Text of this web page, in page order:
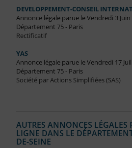
DEVELOPPEMENT-CONSEIL
Annonce légale parue le Vendredi 3 Juin
Département 75 - Paris
Rectificatif
YAS
Annonce légale parue le Vendredi 17
Département 75 - Paris
Société par Actions Simplifiées (SAS)
AUTRES ANNONCES LÉGALES
LIGNE DANS LE
DE-SEINE